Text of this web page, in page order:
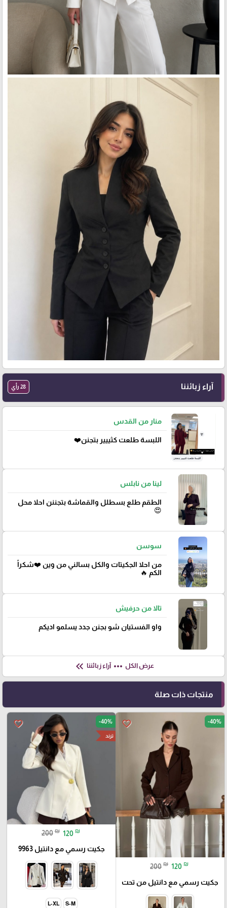
آراء زبائننا 28 رأي
منار من القدس
اللبسة طلعت كثييير بتجنن❤️
لينا من نابلس
الطقم طلع بسطلل والقماشة بتجننن احلا محل
😍
سوسن
من احلا الجكيتات والكل بسالني من وين ❤️شكراً
الكم 🔥
تالا من حرفيش
واو الفستيان شو بجنن جدد يسلمو اديكم
عرض الكل more_horiz آراء زبائننا keyboard_double_arrow_left
منتجات ذات صلة
favorite_border -40%
200 ₪ 120 ₪
جكيت رسمي مع دانتيل من تحت
favorite_border -40%
ترند
200 ₪ 120 ₪
جكيت رسمي مع دانتيل 9963
S-M
L-XL